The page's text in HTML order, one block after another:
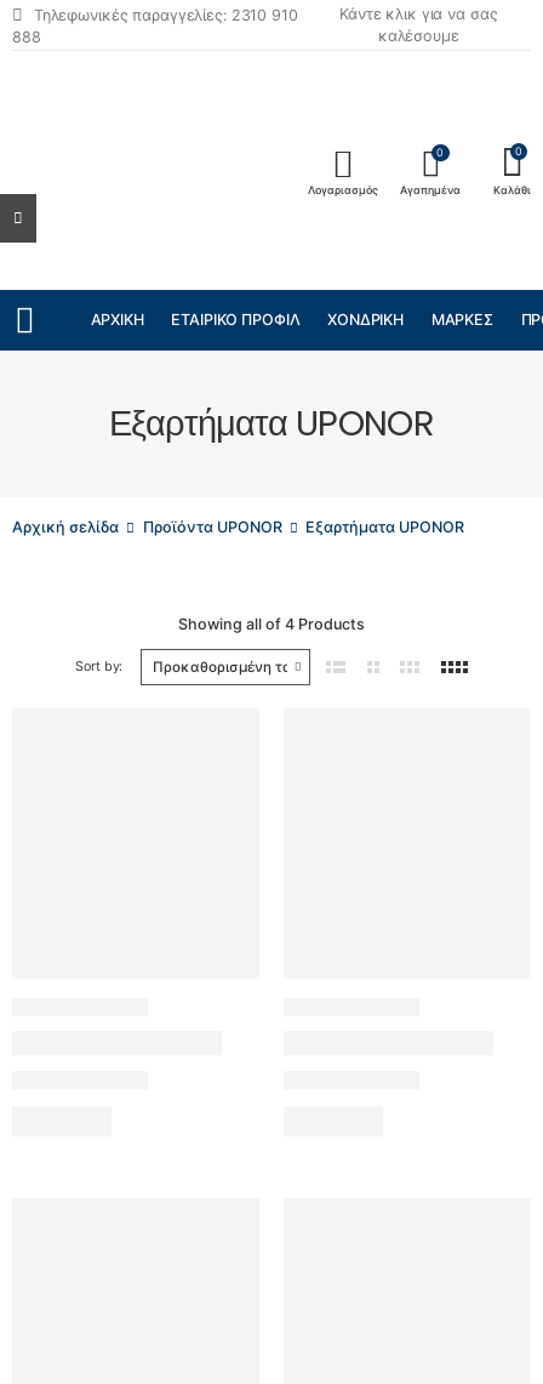
Τηλεφωνικές παραγγελίες: 2310 910
888
Κάντε κλικ για να σας
καλέσουμε
Λογαριασμός
0
Αγαπημένα
0
Καλάθι
ΑΡΧΙΚΉ ΕΤΑΙΡΙΚΌ ΠΡΟΦΊΛ ΧΟΝΔΡΙΚΉ ΜΆΡΚΕΣ
Εξαρτήματα UPONOR
Αρχική σελίδα Προϊόντα UPONOR Εξαρτήματα UPONOR
Showing all of 4 Products
Sort by: